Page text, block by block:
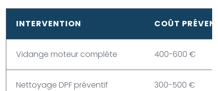
INTERVENTION COÛT
Vidange moteur complète 400-600 €
Nettoyage DPF préventif 300-500 €